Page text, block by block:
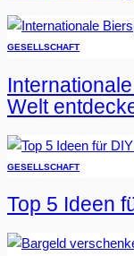
GESELLSCHAFT
Welt
GESELLSCHAFT
Top 5 Ideen